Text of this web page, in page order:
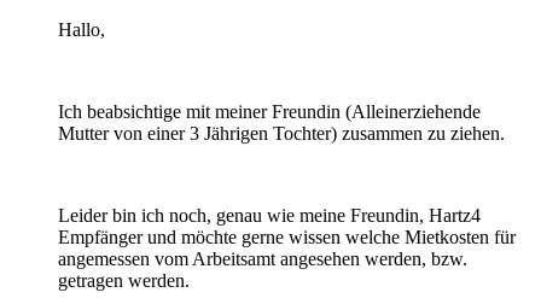
Hallo,
Ich beabsichtige mit meiner Freundin (Alleinerziehende
Mutter von einer 3 Jährigen Tochter) zusammen zu ziehen.
Leider bin ich noch, genau wie meine Freundin, Hartz4
Empfänger und möchte gerne wissen welche Mietkosten für
angemessen vom Arbeitsamt angesehen werden, bzw.
getragen werden.